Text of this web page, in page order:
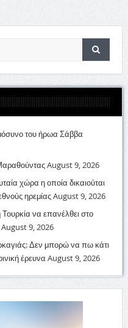
του ήρωα Σάββα
August 9, 2026
χώρα η οποία δικαιούται
ηρεμίαςAugust 9, 2026
Τουρκία να επανέλθει στο
August 9, 2026
Δεν μπορώ να πω κάτι
έρευνα August 9, 2026